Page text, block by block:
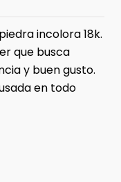
incolora 18k.
que busca
y buen gusto.
en todo